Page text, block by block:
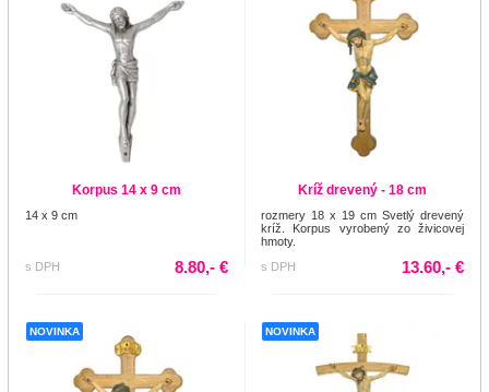
Korpus 14 x 9 cm
14 x 9 cm
s DPH 8.80,- €
Kríž drevený - 18 cm
rozmery 18 x 19 cm Svetlý drevený
kríž. Korpus vyrobený zo živicovej
hmoty.
s DPH
13.60,- €
NOVINKA NOVINKA